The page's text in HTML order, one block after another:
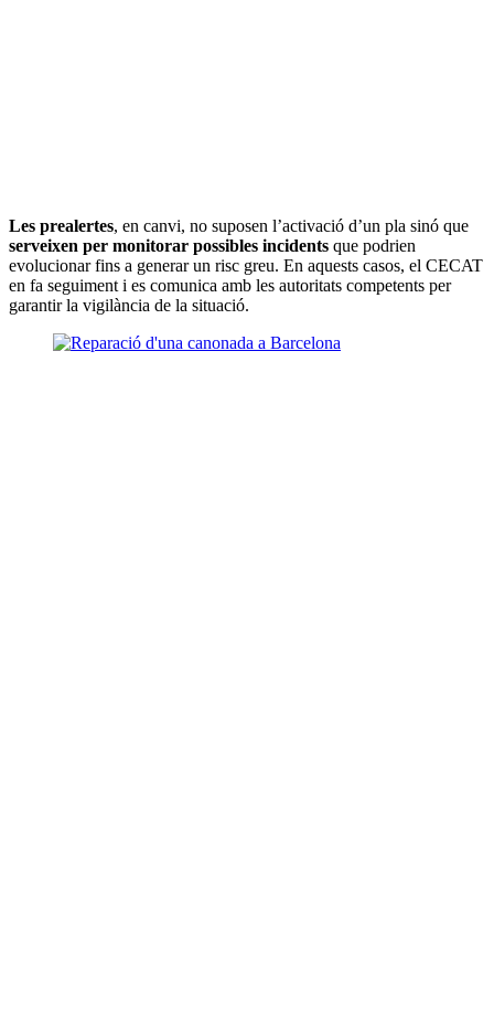
Les prealertes, en canvi, no suposen l’activació d’un pla sinó que
serveixen per monitorar possibles incidents que podrien
evolucionar fins a generar un risc greu. En aquests casos, el CECAT
en fa seguiment i es comunica amb les autoritats competents per
garantir la vigilància de la situació.